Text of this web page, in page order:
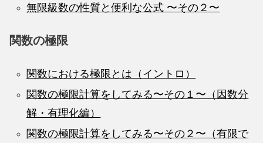
無限級数の性質と便利な公式 〜その２〜
関数の極限
関数における極限とは（イントロ）
関数の極限計算をしてみる〜その１〜（因数分
解・有理化編）
関数の極限計算をしてみる〜その２〜（有限で